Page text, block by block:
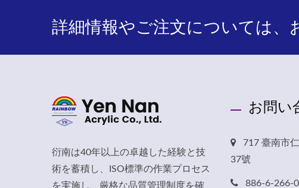
詳細情報やご注文については、
衍南は40年以上の卓越した経験と技
術を蓄積し、ISO標準の作業プロセス
を実施し、厳格な品質管理制度を確
お問い
717 臺南市
37號
886-6-266-